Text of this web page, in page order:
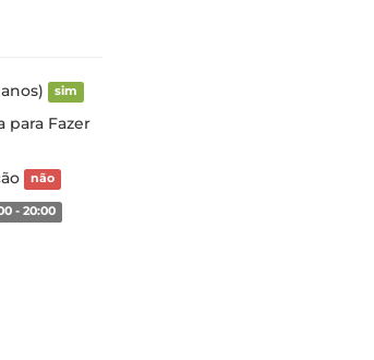
sim
para Fazer
não
- 20:00